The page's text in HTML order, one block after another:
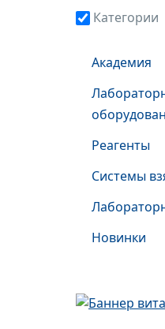
Категории
Академия
Реагенты
Системы
Новинки